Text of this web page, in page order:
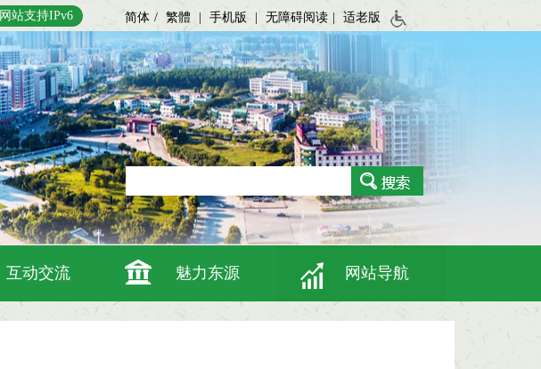
网站支持IPv6 简体 / 繁體 手机版 无障碍阅读 适老版
互动交流 魅力东源 网站导航